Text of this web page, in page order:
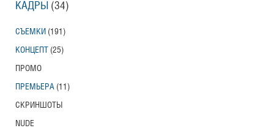
КАДРЫ (34)
СЪЕМКИ (191)
КОНЦЕПТ (25)
ПРОМО
ПРЕМЬЕРА (11)
СКРИНШОТЫ
NUDE